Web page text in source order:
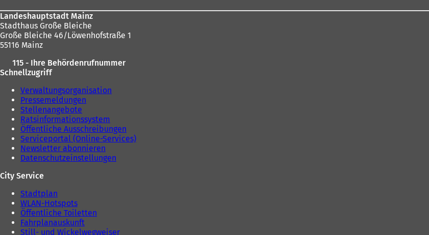
Landeshauptstadt Mainz
Stadthaus Große Bleiche
Große Bleiche 46/Löwenhofstraße 1
55116 Mainz
115 - Ihre Behördenrufnummer
Schnellzugriff
Verwaltungsorganisation
Pressemeldungen
Stellenangebote
Ratsinformationssystem
Öffentliche Ausschreibungen
Serviceportal (Online-Services)
Newsletter abonnieren
Datenschutzeinstellungen
City Service
Stadtplan
WLAN-Hotspots
Öffentliche Toiletten
Fahrplanauskunft
Still- und Wickelwegweiser